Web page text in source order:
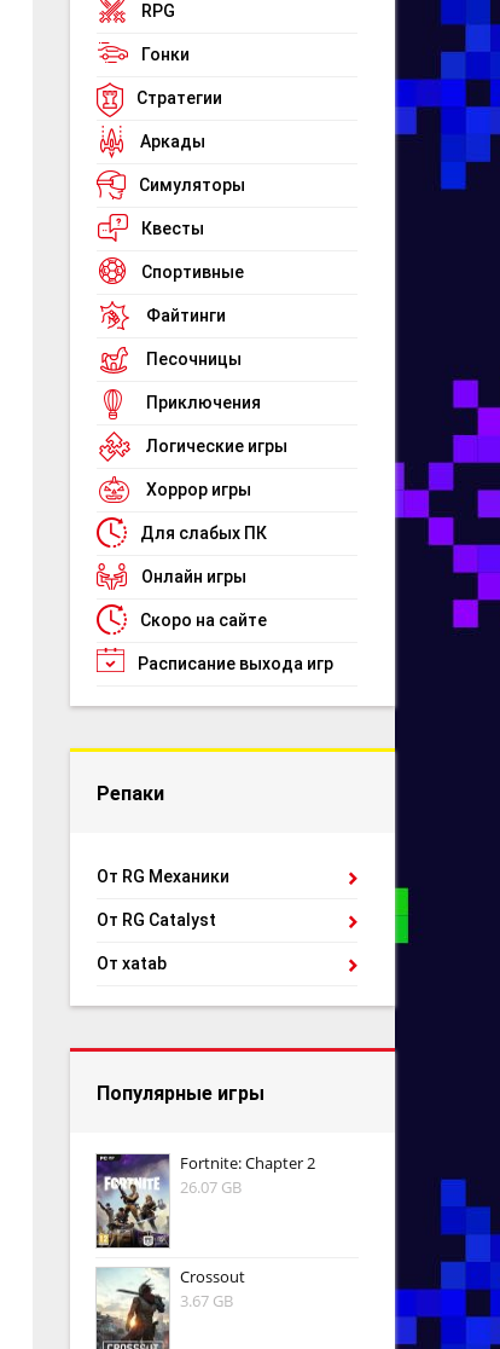
RPG
Гонки
Стратегии
Аркады
Симуляторы
Квесты
Спортивные
Файтинги
Песочницы
Приключения
Логические игры
Хоррор игры
Для слабых ПК
Онлайн игры
Скоро на сайте
Расписание выхода игр
Репаки
От RG Механики
От RG Catalyst
От xatab
Популярные игры
Fortnite: Chapter 2
26.07 GB
Crossout
3.67 GB